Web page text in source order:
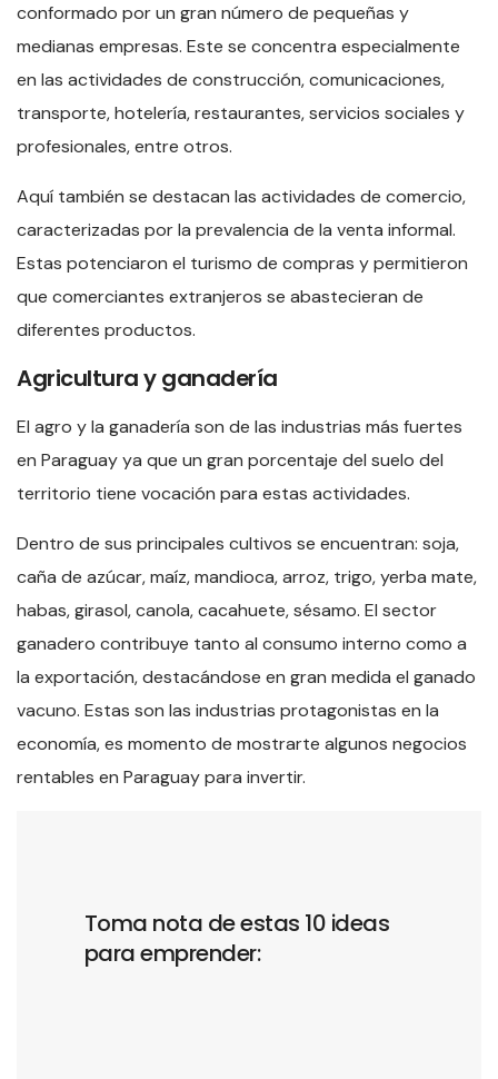
conformado por un gran número de pequeñas y
medianas empresas. Este se concentra especialmente
en las actividades de construcción, comunicaciones,
transporte, hotelería, restaurantes, servicios sociales y
profesionales, entre otros.
Aquí también se destacan las actividades de comercio,
caracterizadas por la prevalencia de la venta informal.
Estas potenciaron el turismo de compras y permitieron
que comerciantes extranjeros se abastecieran de
diferentes productos.
Agricultura y ganadería
El agro y la ganadería son de las industrias más fuertes
en Paraguay ya que un gran porcentaje del suelo del
territorio tiene vocación para estas actividades.
Dentro de sus principales cultivos se encuentran: soja,
caña de azúcar, maíz, mandioca, arroz, trigo, yerba mate,
habas, girasol, canola, cacahuete, sésamo. El sector
ganadero contribuye tanto al consumo interno como a
la exportación, destacándose en gran medida el ganado
vacuno. Estas son las industrias protagonistas en la
economía, es momento de mostrarte algunos negocios
rentables en Paraguay para invertir.
Toma nota de estas 10 ideas
para emprender: